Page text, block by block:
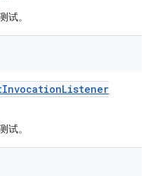
试。
InvocationListener
试。